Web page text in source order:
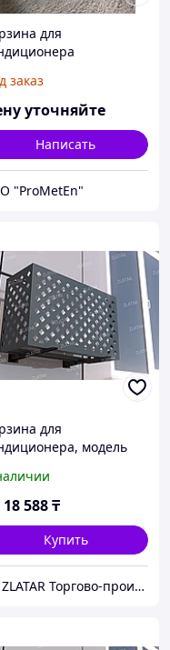
для
заказ
уточняйте
Написать
"ProMetEn"
для
модель
18 588₸
Купить
ZR ZLATAR Торгово-производственная Компания.